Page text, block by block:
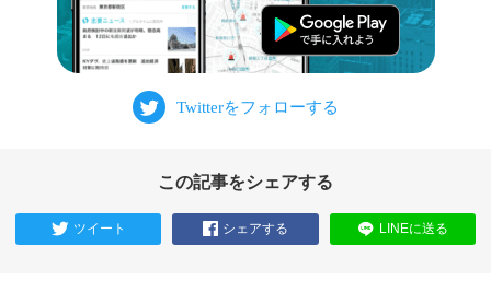
この記事をシェアする
ツイート シェアする LINEに送る